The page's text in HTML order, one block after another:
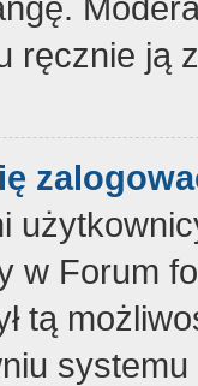
ręcznie ją
w Forum
tą